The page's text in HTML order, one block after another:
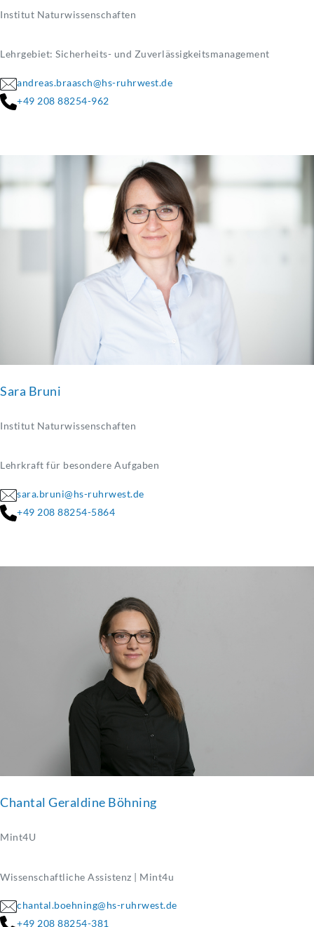
Institut Naturwissenschaften
Lehrgebiet: Sicherheits- und Zuverlässigkeitsmanagement
andreas.braasch@hs-ruhrwest.de
+49 208 88254-962
Sara Bruni
Institut Naturwissenschaften
Lehrkraft für besondere Aufgaben
sara.bruni@hs-ruhrwest.de
+49 208 88254-5864
Chantal Geraldine Böhning
Mint4U
Wissenschaftliche Assistenz | Mint4u
chantal.boehning@hs-ruhrwest.de
+49 208 88254-381